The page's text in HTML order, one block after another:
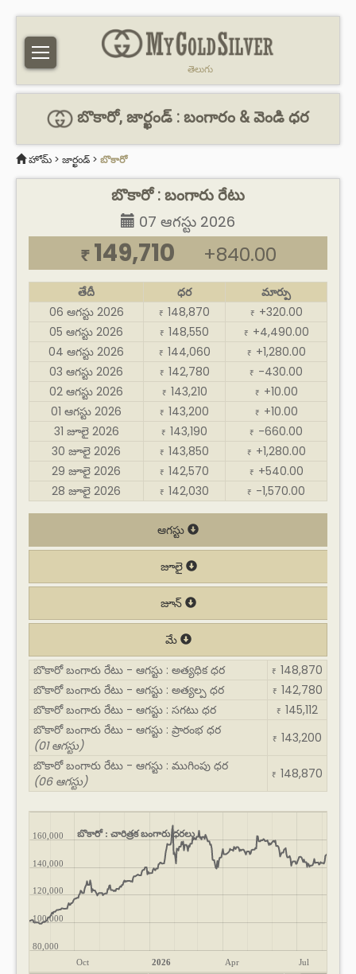
తెలుగు
బొకారో, జార్ఖండ్ : బంగారం & వెండి ధర
హోమ్ > జార్ఖండ్ > బొకారో
బొకారో : బంగారు రేటు
07 ఆగస్టు 2026
₹ 149,710 +840.00
తేదీ ధర
మార్పు
06 ఆగస్టు 2026
₹ 148,870 ₹ +320.00
05 ఆగస్టు 2026
₹ 148,550 ₹ +4,490.00
04 ఆగస్టు 2026
₹ 144,060 ₹ +1,280.00
03 ఆగస్టు 2026
₹ 142,780 ₹ -430.00
02 ఆగస్టు 2026
₹ 143,210 ₹ +10.00
01 ఆగస్టు 2026
₹ 143,200 ₹ +10.00
31 జూలై 2026
₹ 143,190 ₹ -660.00
30 జూలై 2026
₹ 143,850 ₹ +1,280.00
29 జూలై 2026
₹ 142,570 ₹ +540.00
28 జూలై 2026
₹ 142,030 ₹ -1,570.00
ఆగస్టు
జూలై
జూన్
మే
బొకారో బంగారు రేటు - ఆగస్టు : అత్యధిక ధర
₹ 148,870
బొకారో బంగారు రేటు - ఆగస్టు : అత్యల్ప ధర
₹ 142,780
బొకారో బంగారు రేటు - ఆగస్టు : సగటు ధర
₹ 145,112
బొకారో బంగారు రేటు - ఆగస్టు : ప్రారంభ ధర
(01 ఆగస్టు)
₹ 143,200
బొకారో బంగారు రేటు - ఆగస్టు : ముగింపు ధర
(06 ఆగస్టు)
₹ 148,870
బొకారో : చారిత్రక బంగారు ధరలు
Oct 2026 Apr Jul
80,000
100,000
120,000
140,000
160,000